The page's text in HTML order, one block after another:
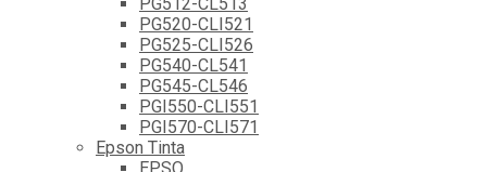
PG520-CLI521
PG525-CLI526
PG540-CL541
PG545-CL546
PGI550-CLI551
PGI570-CLI571
Epson Tinta